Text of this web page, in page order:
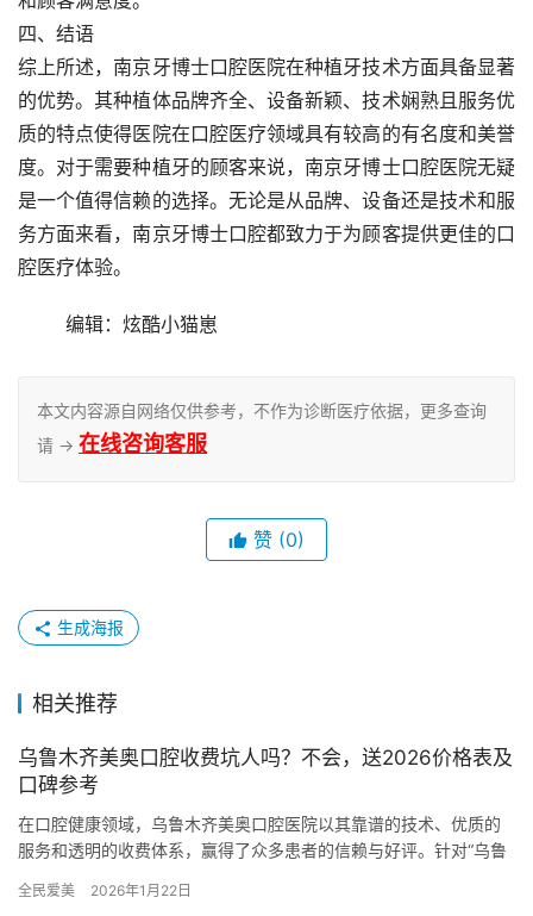
四、结语
综上所述，南京牙博士口腔医院在种植牙技术方面具备显著
的优势。其种植体品牌齐全、设备新颖、技术娴熟且服务优
质的特点使得医院在口腔医疗领域具有较高的有名度和美誉
度。对于需要种植牙的顾客来说，南京牙博士口腔医院无疑
是一个值得信赖的选择。无论是从品牌、设备还是技术和服
务方面来看，南京牙博士口腔都致力于为顾客提供更佳的口
腔医疗体验。
	编辑：炫酷小猫崽
本文内容源自网络仅供参考，不作为诊断医疗依据，更多查询
请 → 在线咨询客服
赞 (0)
生成海报
相关推荐
乌鲁木齐美奥口腔收费坑人吗？不会，送2026价格表及
口碑参考
在口腔健康领域，乌鲁木齐美奥口腔医院以其靠谱的技术、优质的
服务和透明的收费体系，赢得了众多患者的信赖与好评。针对“乌鲁
会。…
全民爱美 2026年1月22日